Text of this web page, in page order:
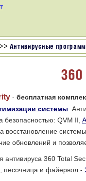
Антивирусные
360
- бесплатная
системы .
безопасностью: QVM II,
восстановление
обновлений и
антивируса 360 Total
песочница и файервол -